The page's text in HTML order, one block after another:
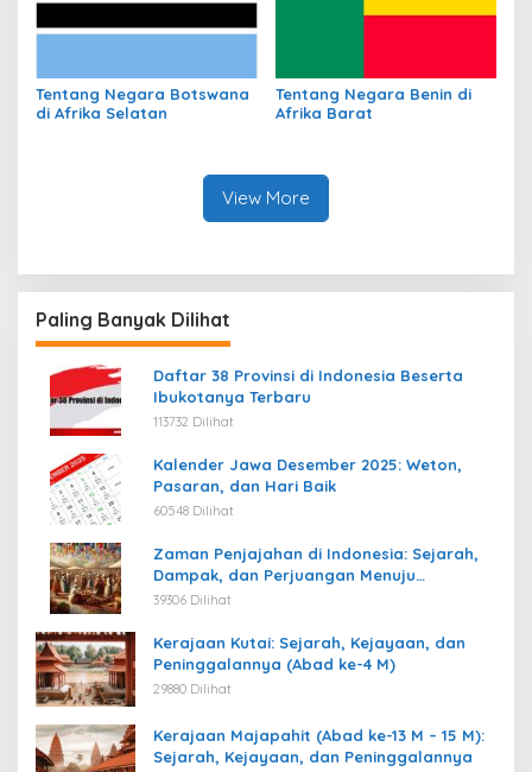
Tentang Negara Botswana
di Afrika Selatan
Tentang Negara Benin di
Afrika Barat
View More
Paling Banyak Dilihat
Daftar 38 Provinsi di Indonesia Beserta
Ibukotanya Terbaru
113732 Dilihat
Kalender Jawa Desember 2025: Weton,
Pasaran, dan Hari Baik
60548 Dilihat
Zaman Penjajahan di Indonesia: Sejarah,
Dampak, dan Perjuangan Menuju
Kemerdekaan
39306 Dilihat
Kerajaan Kutai: Sejarah, Kejayaan, dan
Peninggalannya (Abad ke-4 M)
29880 Dilihat
Kerajaan Majapahit (Abad ke-13 M – 15 M):
Sejarah, Kejayaan, dan Peninggalannya